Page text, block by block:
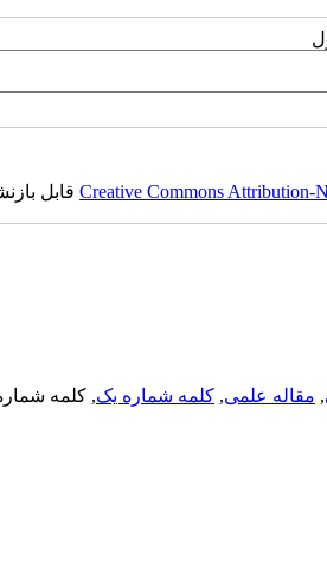
Creative Commons Attribution-قابل
, مقاله علمی, کلمه شماره یک, کلمه